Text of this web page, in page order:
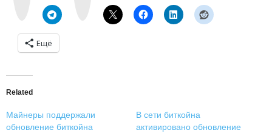
Ещё
Related
Майнеры поддержали
обновление биткойна
В сети биткойна
активировано обновление